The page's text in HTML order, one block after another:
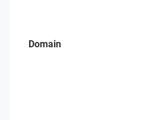
Domain